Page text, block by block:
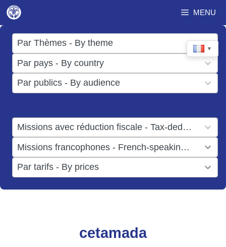
Aller
au
contenu
MENU
▼
Par Thèmes - By theme
17
results
available
Par pays - By country
50
results
available
Par publics - By audience
results
Missions avec réduction fiscale - Tax-deductible missions
result
available
Missions francophones - French-speaking missions
result
available
Par tarifs - By prices
results
available
cetamada